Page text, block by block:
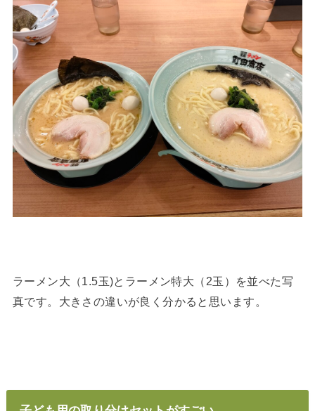
ラーメン大（1.5玉)とラーメン特大（2玉）を並べた写
真です。大きさの違いが良く分かると思います。